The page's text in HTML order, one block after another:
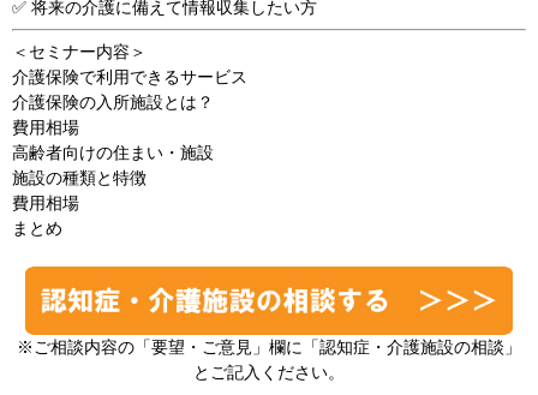
✅ 将来の介護に備えて情報収集したい方
＜セミナー内容＞
介護保険で利用できるサービス
介護保険の入所施設とは？
費用相場
高齢者向けの住まい・施設
施設の種類と特徴
費用相場
まとめ
※ご相談内容の「要望・ご意見」欄に「認知症・介護施設の相談」
とご記入ください。